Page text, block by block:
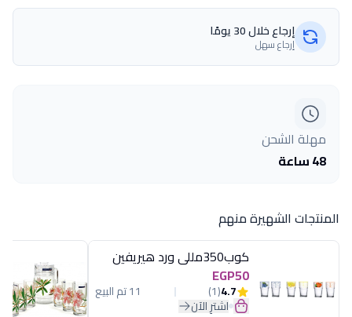
إرجاع خلال 30 يومًا
إرجاع سهل
مهلة الشحن
48 ساعة
المنتجات الشهيرة منهم
كوب350مللى ورد هيريفين
EGP50
4.7
(1) 11 تم البيع
اشترِ الآن